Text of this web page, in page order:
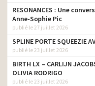
RESONANCES : Une
Anne-Sophie Pic
publié le 27 juillet 2026
SPLINE PORTE SQUEEZIE
publié le 23 juillet 2026
BIRTH LX – CARLIJN
OLIVIA RODRIGO
publié le 23 juillet 2026